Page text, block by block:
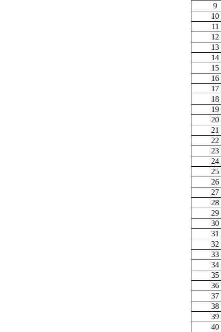
9
10
11
12
13
14
15
16
17
18
19
20
21
22
23
24
25
26
27
28
29
30
31
32
33
34
35
36
37
38
39
40